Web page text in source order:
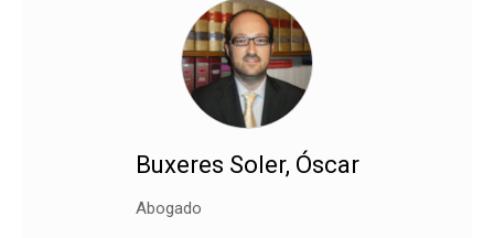
Buxeres Soler, Óscar
Abogado